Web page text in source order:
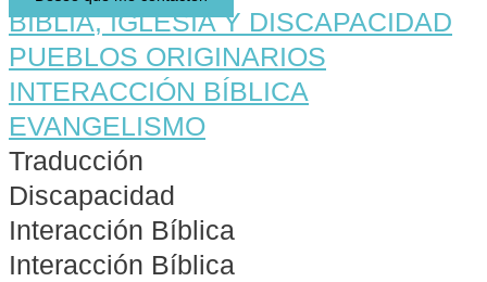
BIBLIA, IGLESIA Y DISCAPACIDAD
PUEBLOS ORIGINARIOS
INTERACCIÓN BÍBLICA
EVANGELISMO
Traducción
Discapacidad
Interacción Bíblica
Interacción Bíblica